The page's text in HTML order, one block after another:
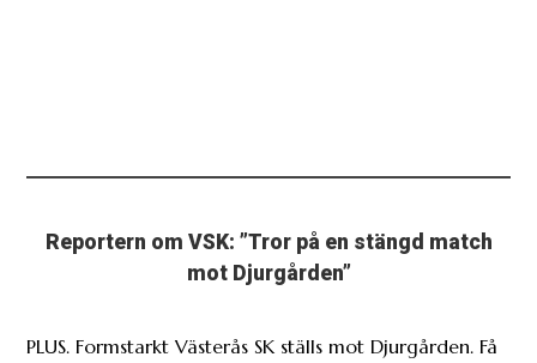
Reportern om VSK: ”Tror på en stängd match
mot Djurgården”
PLUS. Formstarkt Västerås SK ställs mot Djurgården. Få